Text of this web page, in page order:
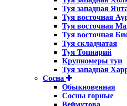
Туя западная
Туя восточная
Туя восточная
Туя восточная
Туя складчатая
Туя Топиарий
Крупномеры туи
Туя западная
Сосна
Обыкновенная
Сосны горные